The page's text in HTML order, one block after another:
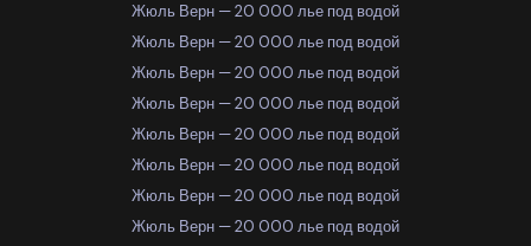
Жюль Верн — 20 000 лье под водой
Жюль Верн — 20 000 лье под водой
Жюль Верн — 20 000 лье под водой
Жюль Верн — 20 000 лье под водой
Жюль Верн — 20 000 лье под водой
Жюль Верн — 20 000 лье под водой
Жюль Верн — 20 000 лье под водой
Жюль Верн — 20 000 лье под водой